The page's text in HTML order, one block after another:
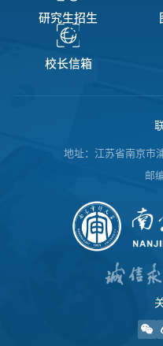
研究生招生
校长信箱
地址：江苏省南京市
邮